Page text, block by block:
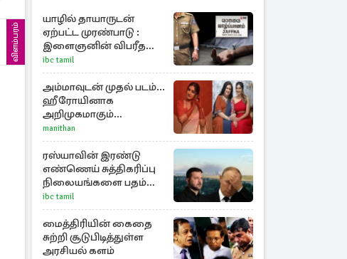
விளம்பரம்
யாழில் தாயாருடன்
ஏற்பட்ட முரண்பாடு :
இளைஞனின் விபரீத
முடிவு
ibc tamil
அம்மாவுடன் முதல் படம்...
ஹீரோயினாக
அறிமுகமாகும்
ஊர்வசியின் மகள்
தேஜலட்சுமி!
manithan
ரஸ்யாவின் இரண்டு
எண்ணெய் சுத்திகரிப்பு
நிலையங்களை பதம்
பார்த்தது உக்ரைன்
ibc tamil
மைத்திரியின் கைதை
சுற்றி சூடுபிடித்துள்ள
அரசியல் களம்